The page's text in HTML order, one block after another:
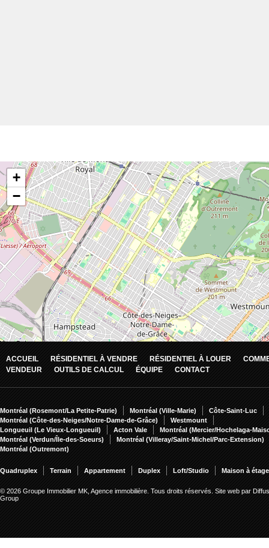
ACCUEIL RÉSIDENTIEL À VENDRE RÉSIDENTIEL À LOUER
VENDEUR
OUTILS DE CALCUL ÉQUIPE CONTACT
Montréal (Rosemont/La Petite-Patrie) Montréal (Ville-Marie)
Côte-Saint-Luc
Montréal (Côte-des-Neiges/Notre-Dame-de-Grâce)
Westmount
Longueuil (Le Vieux-Longueuil)
Acton Vale
Montréal (Mercier/Hochelaga-
Montréal (Verdun/Île-des-Soeurs)
Montréal (Villeray/Saint-Michel/Parc-Extension)
Montréal (Outremont)
Quadruplex Terrain Appartement Duplex Loft/Studio Maison à
© 2026 Groupe Immobilier MK, Agence immobilière. Tous droits réservés. Site web par
Group